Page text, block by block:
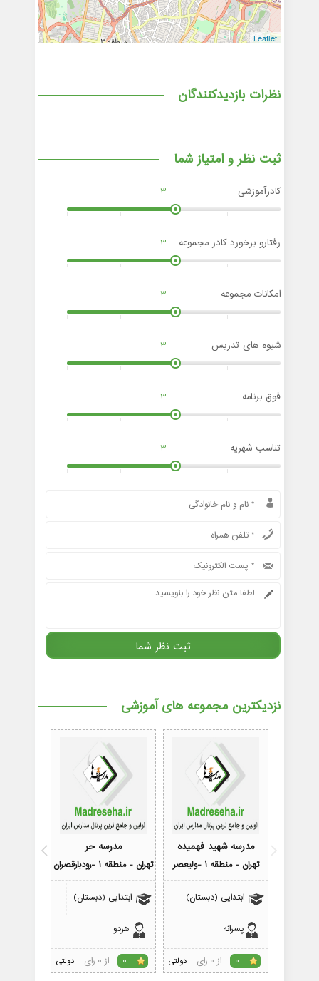
Leaflet
نظرات بازدیدکنندگان
ثبت نظر و امتیاز شما
کادرآموزشی 3
رفتارو برخورد کادر مجموعه 3
امکانات مجموعه 3
شیوه های تدریس 3
فوق برنامه 3
تناسب شهریه 3
نزدیکترین مجموعه های آموزشی
مدرسه شهید فهمیده
تهران - منطقه 1 -ولیعصر
ابتدایی (دبستان)
پسرانه
دولتی 0 از 0 رای
مدرسه حر
تهران - منطقه 1 -رودبارقصران
ابتدایی (دبستان)
هردو
دولتی 0 از 0 رای